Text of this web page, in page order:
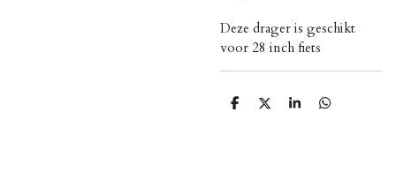
Deze drager is geschikt
voor 28 inch fiets
D
D
S
D